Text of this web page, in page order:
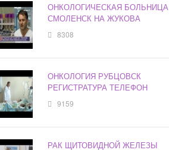
ОНКОЛОГИЧЕСКАЯ БОЛЬНИЦА
СМОЛЕНСК НА ЖУКОВА
8308
ОНКОЛОГИЯ РУБЦОВСК
РЕГИСТРАТУРА ТЕЛЕФОН
9159
РАК ЩИТОВИДНОЙ ЖЕЛЕЗЫ